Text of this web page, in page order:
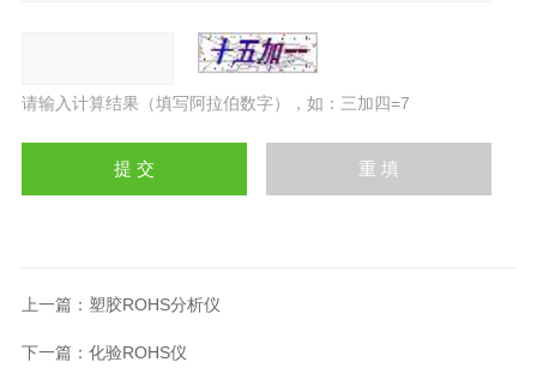
请输入计算结果（填写阿拉伯数字），如：三加四=7
上一篇： 塑胶ROHS分析仪
下一篇： 化验ROHS仪